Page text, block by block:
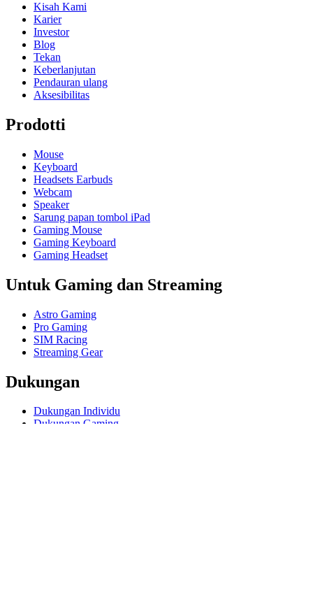
Kisah Kami
Karier
Investor
Blog
Tekan
Keberlanjutan
Pendauran ulang
Aksesibilitas
Prodotti
Mouse
Keyboard
Headsets Earbuds
Webcam
Speaker
Sarung papan tombol iPad
Gaming Mouse
Gaming Keyboard
Gaming Headset
Untuk Gaming dan Streaming
Astro Gaming
Pro Gaming
SIM Racing
Streaming Gear
Dukungan
Dukungan Individu
Dukungan Gaming